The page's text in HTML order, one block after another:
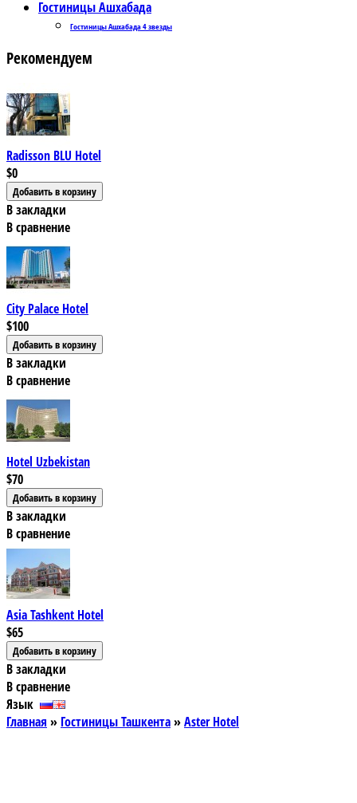
Гостиницы Ашхабада
Гостиницы Ашхабада 4 звезды
Рекомендуем
Radisson BLU Hotel
$0
В закладки
В сравнение
City Palace Hotel
$100
В закладки
В сравнение
Hotel Uzbekistan
$70
В закладки
В сравнение
Asia Tashkent Hotel
$65
В закладки
В сравнение
Язык
Главная » Гостиницы Ташкента»Aster Hotel